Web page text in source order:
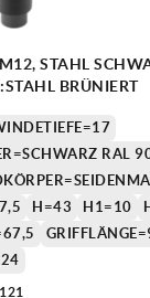
STAHL
BRÜNIERT
RAL
H=43 H1=10